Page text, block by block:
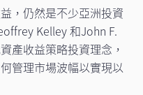
，仍然是不少亞洲投資
Kelley 和John F.
產收益策略投資理念，
管理市場波幅以實現以